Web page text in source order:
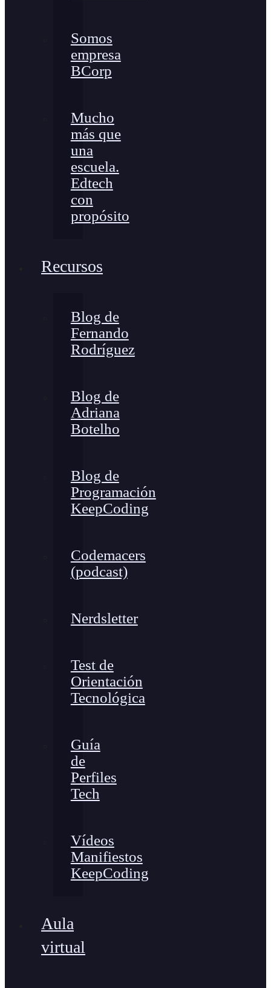
Somos
empresa
BCorp
Mucho
más que
una
escuela.
Edtech
con
propósito
Recursos
Blog de
Fernando
Rodríguez
Blog de
Adriana
Botelho
Blog de
Programación
KeepCoding
Codemacers
(podcast)
Nerdsletter
Test de
Orientación
Tecnológica
Guía
de
Perfiles
Tech
Vídeos
Manifiestos
KeepCoding
Aula
virtual